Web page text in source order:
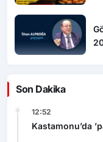
Son Dakika
12:52
Kastamonu’da